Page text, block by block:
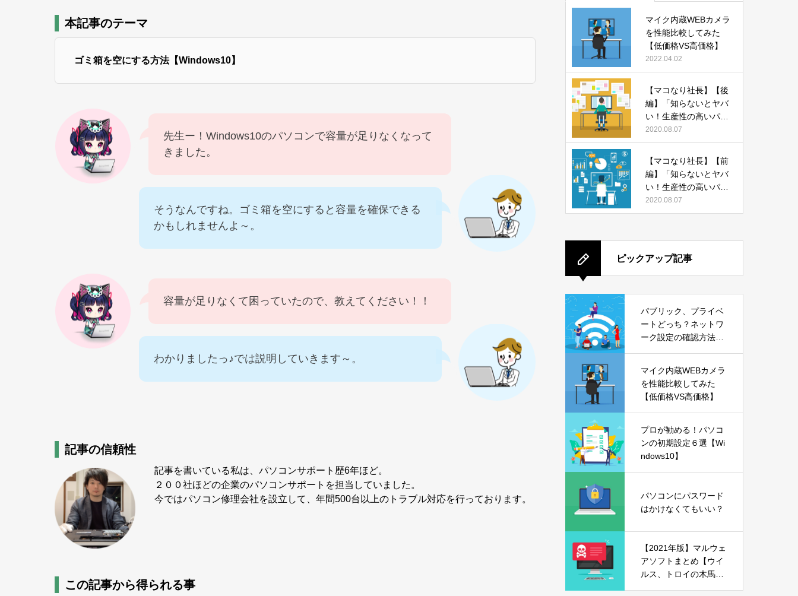
本記事のテーマ
ゴミ箱を空にする方法【Windows10】
先生ー！Windows10のパソコンで容量が足りなくなって
きました。
そうなんですね。ゴミ箱を空にすると容量を確保できる
かもしれませんよ～。
容量が足りなくて困っていたので、教えてください！！
わかりましたっ♪では説明していきます～。
記事の信頼性
記事を書いている私は、パソコンサポート歴6年ほど。
２００社ほどの企業のパソコンサポートを担当していました。
今ではパソコン修理会社を設立して、年間500台以上のトラブル対応を行っております。
この記事から得られる事
マイク内蔵WEBカメラ
を性能比較してみた
【低価格VS高価格】
2022.04.02
【マコなり社長】【後
編】「知らないとヤバ
い！生産性の高いパソ
コンの使い方 13選」
をまとめてみた
2020.08.07
【マコなり社長】【前
編】「知らないとヤバ
い！生産性の高いパソ
コンの使い方 13選」
をまとめてみた
2020.08.07
ピックアップ記事
パブリック、プライベ
ートどっち？ネットワ
ーク設定の確認方法も
マイク内蔵WEBカメラ
を性能比較してみた
【低価格VS高価格】
プロが勧める！パソコ
ンの初期設定６選【Wi
ndows10】
パソコンにパスワード
はかけなくてもいい？
【2021年版】マルウェ
アソフトまとめ【ウイ
ルス、トロイの木馬、